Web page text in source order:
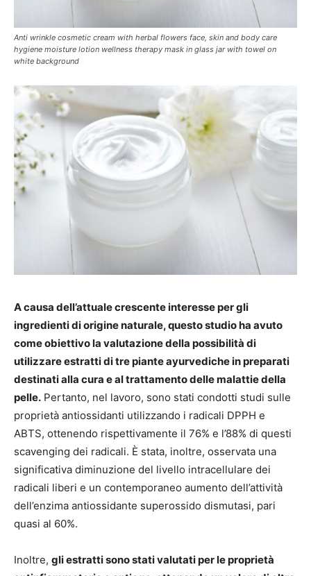
Anti wrinkle cosmetic cream with herbal flowers face, skin and body care
hygiene moisture lotion wellness therapy mask in glass jar with towel on
white background
A causa dell’attuale crescente interesse per gli
ingredienti di origine naturale, questo studio ha avuto
come obiettivo la valutazione della possibilità di
utilizzare estratti di tre piante ayurvediche in preparati
destinati alla cura e al trattamento delle malattie della
pelle. Pertanto, nel lavoro, sono stati condotti studi sulle
proprietà antiossidanti utilizzando i radicali DPPH e
ABTS, ottenendo rispettivamente il 76% e l’88% di questi
scavenging dei radicali. È stata, inoltre, osservata una
significativa diminuzione del livello intracellulare dei
radicali liberi e un contemporaneo aumento dell’attività
dell’enzima antiossidante superossido dismutasi, pari
quasi al 60%.
Inoltre, gli estratti sono stati valutati per le proprietà